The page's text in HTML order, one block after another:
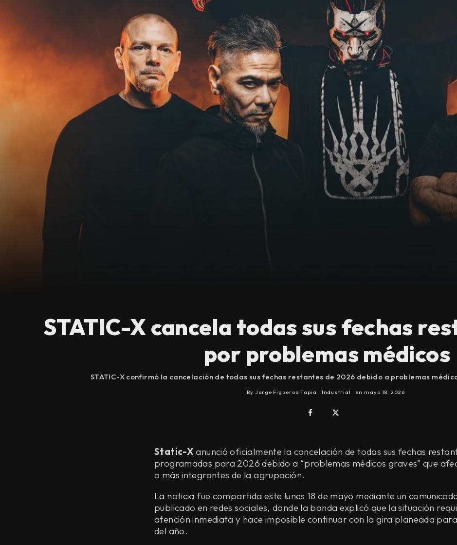
STATIC-X cancela todas sus fechas
por problemas médicos
STATIC-X confirmó la cancelación de todas sus fechas restantes de 2026 debido a problemas
By Jorge Figueroa Tapia Industrial en mayo 18, 2026
Static-Xanunció oficialmente la cancelación de todas sus fechas
programadas para 2026 debido a “problemas médicos graves” que
o más integrantes de la agrupación.
La noticia fue compartida este lunes 18 de mayo mediante un
publicado en redes sociales, donde la banda explicó que la situación
atención inmediata y hace imposible continuar con la gira planeada
del año.